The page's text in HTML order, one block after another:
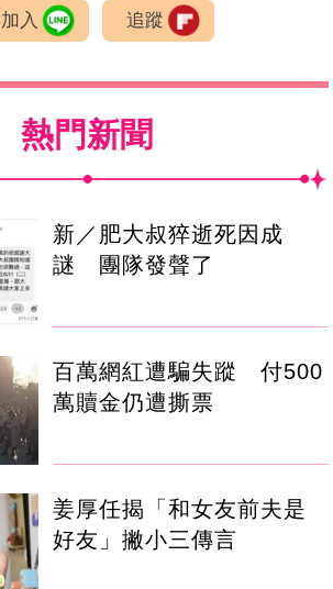
加入 追蹤
熱門新聞
新／肥大叔猝逝死因成
謎 團隊發聲了
百萬網紅遭騙失蹤 付500
萬贖金仍遭撕票
姜厚任揭「和女友前夫是
好友」撇小三傳言